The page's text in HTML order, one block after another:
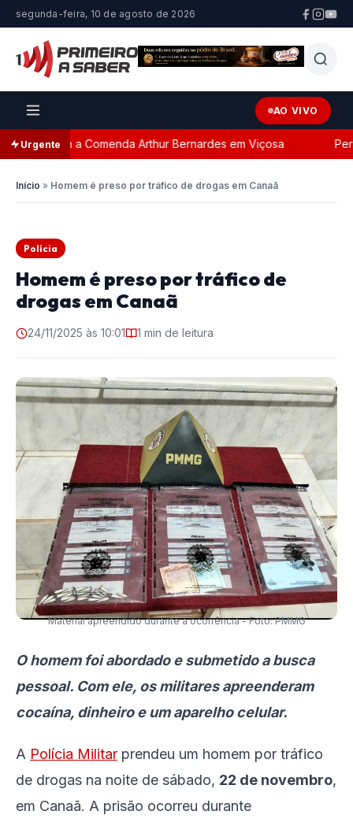
segunda-feira, 10 de agosto de 2026
AO VIVO
Urgente
com a Comenda Arthur Bernardes em Viçosa
Início » Homem é preso por tráfico de drogas em Canaã
Polícia
Homem é preso por tráfico de
drogas em Canaã
24/11/2025 às 10:01 1 min de leitura
Material apreendido durante a ocorrência - Foto: PMMG
O homem foi abordado e submetido a busca
pessoal. Com ele, os militares apreenderam
cocaína, dinheiro e um aparelho celular.
A Polícia Militar prendeu um homem por tráfico
de drogas na noite de sábado, 22 de novembro,
em Canaã. A prisão ocorreu durante